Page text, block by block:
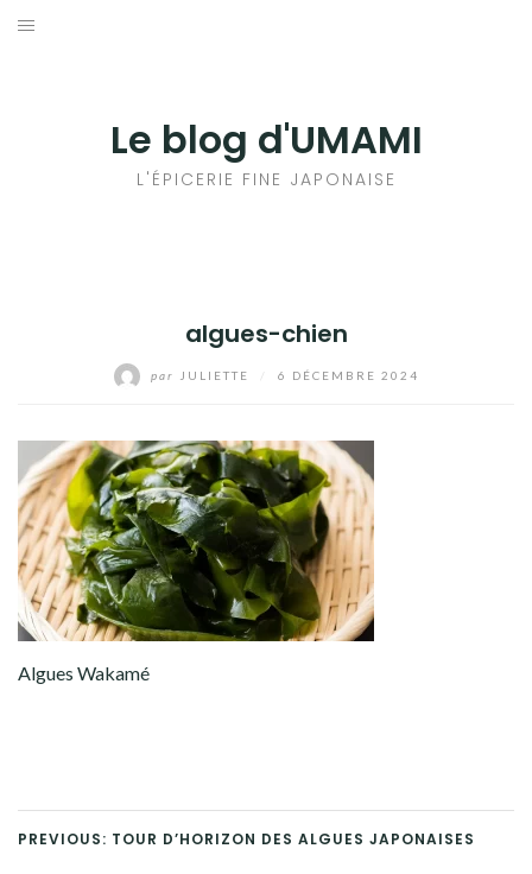
Aller
Le blog d'UMAMI
L'ÉPICERIE FINE JAPONAISE
algues-chien
par JULIETTE 6 DÉCEMBRE 2024
Algues Wakamé
PREVIOUS: TOUR D’HORIZON DES ALGUES JAPONAISES